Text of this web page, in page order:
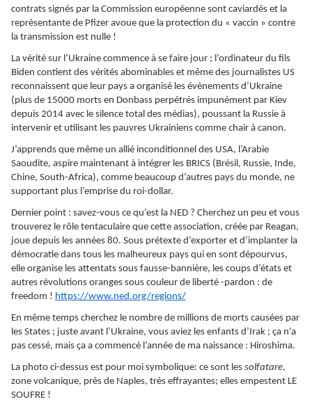
contrats signés par la Commission européenne sont caviardés et la
représentante de Pfizer avoue que la protection du « vaccin » contre
la transmission est nulle !
La vérité sur l’Ukraine commence à se faire jour ; l’ordinateur du fils
Biden contient des vérités abominables et même des journalistes US
reconnaissent que leur pays a organisé les évènements d’Ukraine
(plus de 15000 morts en Donbass perpétrés impunément par Kiev
depuis 2014 avec le silence total des médias), poussant la Russie à
intervenir et utilisant les pauvres Ukrainiens comme chair à canon.
J’apprends que même un allié inconditionnel des USA, l’Arabie
Saoudite, aspire maintenant à intégrer les BRICS (Brésil, Russie, Inde,
Chine, South-Africa), comme beaucoup d’autres pays du monde, ne
supportant plus l’emprise du roi-dollar.
Dernier point : savez-vous ce qu’est la NED ? Cherchez un peu et vous
trouverez le rôle tentaculaire que cette association, créée par Reagan,
joue depuis les années 80. Sous prétexte d’exporter et d’implanter la
démocratie dans tous les malheureux pays qui en sont dépourvus,
elle organise les attentats sous fausse-bannière, les coups d’états et
autres révolutions oranges sous couleur de liberté -pardon : de
freedom ! https://www.ned.org/regions/
En même temps cherchez le nombre de millions de morts causées par
les States ; juste avant l’Ukraine, vous aviez les enfants d’Irak ; ça n'a
pas cessé, mais ça a commencé l’année de ma naissance : Hiroshima.
La photo ci-dessus est pour moi symbolique: ce sont les solfatare,
zone volcanique, près de Naples, très effrayantes; elles empestent LE
SOUFRE !